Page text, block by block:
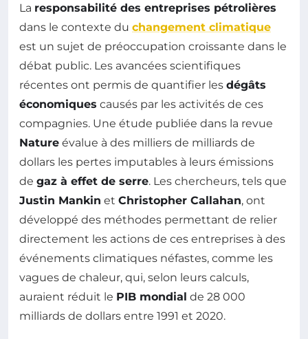
La responsabilité des entreprises pétrolières
dans le contexte du changement climatique
est un sujet de préoccupation croissante dans le
débat public. Les avancées scientifiques
récentes ont permis de quantifier les dégâts
économiques causés par les activités de ces
compagnies. Une étude publiée dans la revue
Nature évalue à des milliers de milliards de
dollars les pertes imputables à leurs émissions
de gaz à effet de serre. Les chercheurs, tels que
Justin Mankin et Christopher Callahan, ont
développé des méthodes permettant de relier
directement les actions de ces entreprises à des
événements climatiques néfastes, comme les
vagues de chaleur, qui, selon leurs calculs,
auraient réduit le PIB mondial de 28 000
milliards de dollars entre 1991 et 2020.